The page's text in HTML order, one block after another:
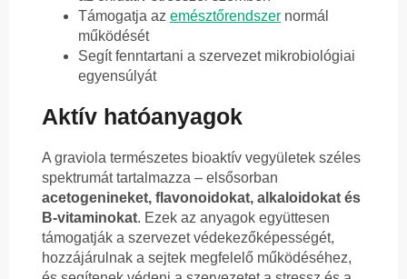
Támogatja az emésztőrendszer normál
működését
Segít fenntartani a szervezet mikrobiológiai
egyensúlyát
Aktív hatóanyagok
A graviola természetes bioaktív vegyületek széles
spektrumát tartalmazza – elsősorban
acetogenineket, flavonoidokat, alkaloidokat és
B-vitaminokat. Ezek az anyagok együttesen
támogatják a szervezet védekezőképességét,
hozzájárulnak a sejtek megfelelő működéséhez,